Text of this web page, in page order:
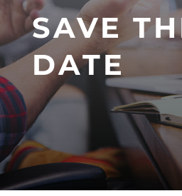
SAVE
DATE